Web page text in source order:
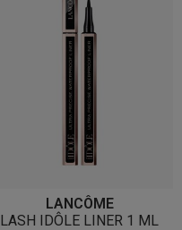
LANCÔME
LASH IDÔLE LINER 1 ML